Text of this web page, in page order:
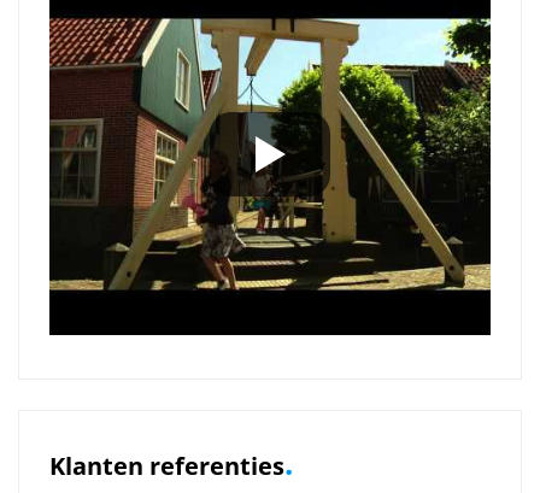
Klanten referenties.